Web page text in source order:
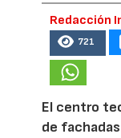
Redacción
721
El centro
de